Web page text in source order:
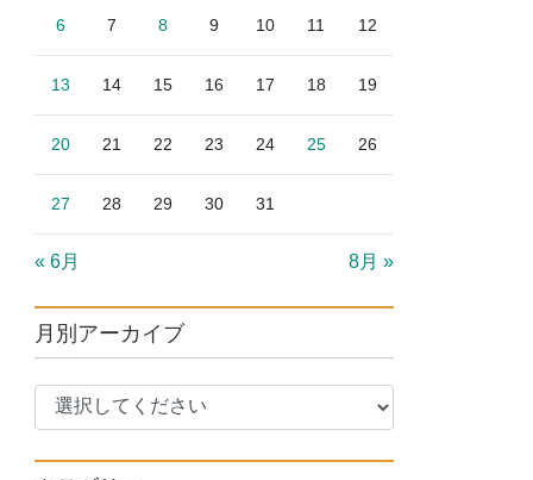
6 7 8 9 10 11 12
13 14 15 16 17 18 19
20 21 22 23 24 25 26
27 28 29 30 31
« 6月 8月 »
月別アーカイブ